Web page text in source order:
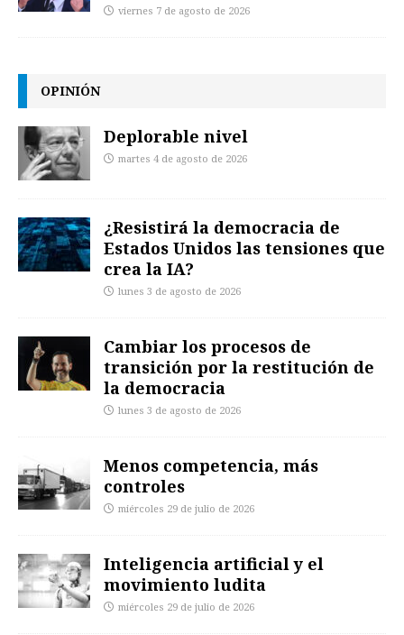
viernes 7 de agosto de 2026
OPINIÓN
Deplorable nivel
martes 4 de agosto de 2026
¿Resistirá la democracia de
Estados Unidos las tensiones que
crea la IA?
lunes 3 de agosto de 2026
Cambiar los procesos de
transición por la restitución de
la democracia
lunes 3 de agosto de 2026
Menos competencia, más
controles
miércoles 29 de julio de 2026
Inteligencia artificial y el
movimiento ludita
miércoles 29 de julio de 2026